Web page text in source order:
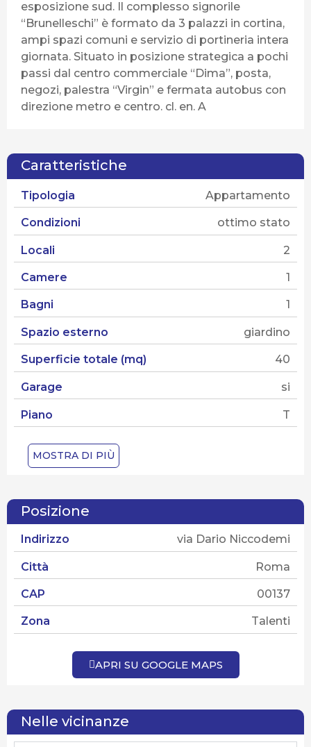
esposizione sud. Il complesso signorile
“Brunelleschi” è formato da 3 palazzi in cortina,
ampi spazi comuni e servizio di portineria intera
giornata. Situato in posizione strategica a pochi
passi dal centro commerciale “Dima”, posta,
negozi, palestra “Virgin” e fermata autobus con
direzione metro e centro. cl. en. A
Caratteristiche
Tipologia Appartamento
Condizioni ottimo stato
Locali 2
Camere 1
Bagni 1
Spazio esterno giardino
Superficie totale (mq) 40
Garage si
Piano T
Numero piani
Ascensore
Spese condominiali 140 €
Stato dello stabile ottimo stato
Tipo di contratto Vendita
Tipo di proprietà Piena
Stato attuale VENDUTO
MOSTRA DI PIÙ
Posizione
Indirizzo via Dario Niccodemi
Città Roma
CAP 00137
Zona Talenti
APRI SU GOOGLE MAPS
Nelle vicinanze